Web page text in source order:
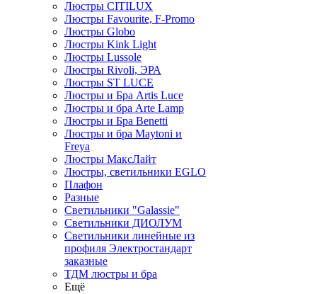
Люстры CITILUX
Люстры Favourite, F-Promo
Люстры Globo
Люстры Kink Light
Люстры Lussole
Люстры Rivoli, ЭРА
Люстры ST LUCE
Люстры и Бра Artis Luce
Люстры и бра Arte Lamp
Люстры и Бра Benetti
Люстры и бра Maytoni и
Freya
Люстры МаксЛайт
Люстры, светильники EGLO
Плафон
Разные
Светильники "Galassie"
Светильники ДИОЛУМ
Светильники линейные из
профиля Электростандарт
заказные
ТДМ люстры и бра
Ещё